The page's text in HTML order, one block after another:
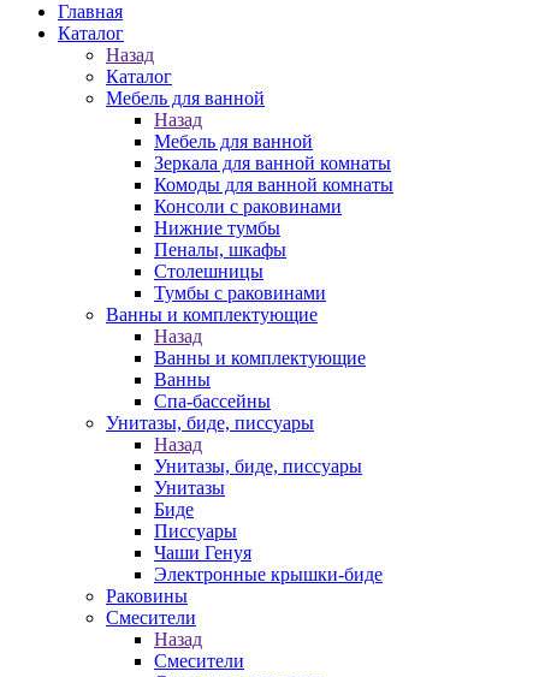
Главная
Каталог
Назад
Каталог
Мебель для ванной
Назад
Мебель для ванной
Зеркала для ванной комнаты
Комоды для ванной комнаты
Консоли с раковинами
Нижние тумбы
Пеналы, шкафы
Столешницы
Тумбы с раковинами
Ванны и комплектующие
Назад
Ванны и комплектующие
Ванны
Спа-бассейны
Унитазы, биде, писсуары
Назад
Унитазы, биде, писсуары
Унитазы
Биде
Писсуары
Чаши Генуя
Электронные крышки-биде
Раковины
Смесители
Назад
Смесители